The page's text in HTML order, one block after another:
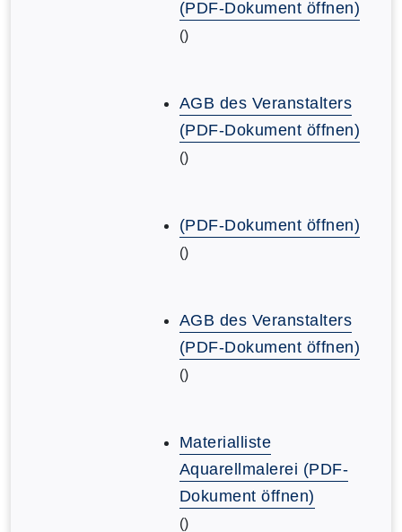
(PDF-Dokument öffnen)
()
AGB des Veranstalters
(PDF-Dokument öffnen)
()
(PDF-Dokument öffnen)
()
AGB des Veranstalters
(PDF-Dokument öffnen)
()
Materialliste
Aquarellmalerei (PDF-
Dokument öffnen)
()